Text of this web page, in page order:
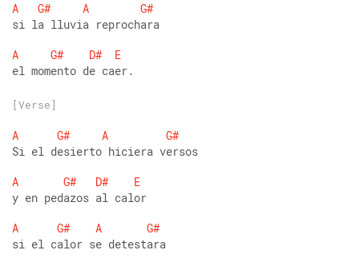
A
G# A
G#
si la lluvia reprochara
A
G# D#
E
el momento de caer.
[Verse]
A G# A
G#
Si el desierto hiciera versos
A
G# D#
E
y en pedazos al calor
A
G# A
G#
si el calor se detestara